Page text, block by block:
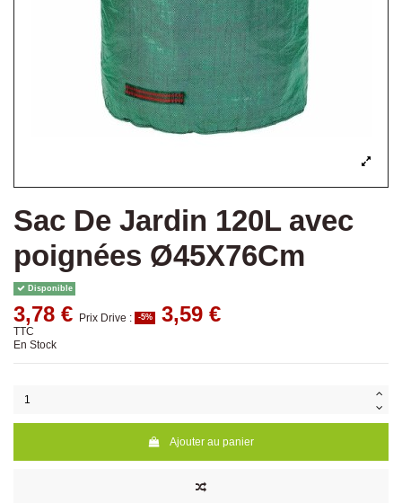
Sac De Jardin 120L avec
poignées Ø45X76Cm
Disponible
3,78 € Prix Drive : -5% 3,59 €
TTC
En Stock
Ajouter au panier